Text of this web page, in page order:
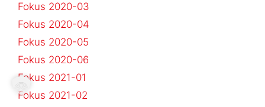
Fokus 2020-03
Fokus 2020-04
Fokus 2020-05
Fokus 2020-06
Fokus 2021-01
Fokus 2021-02